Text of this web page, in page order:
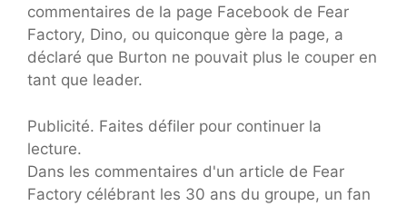
commentaires de la page Facebook de Fear
Factory, Dino, ou quiconque gère la page, a
déclaré que Burton ne pouvait plus le couper en
tant que leader.
Publicité. Faites défiler pour continuer la
lecture.
Dans les commentaires d'un article de Fear
Factory célébrant les 30 ans du groupe, un fan